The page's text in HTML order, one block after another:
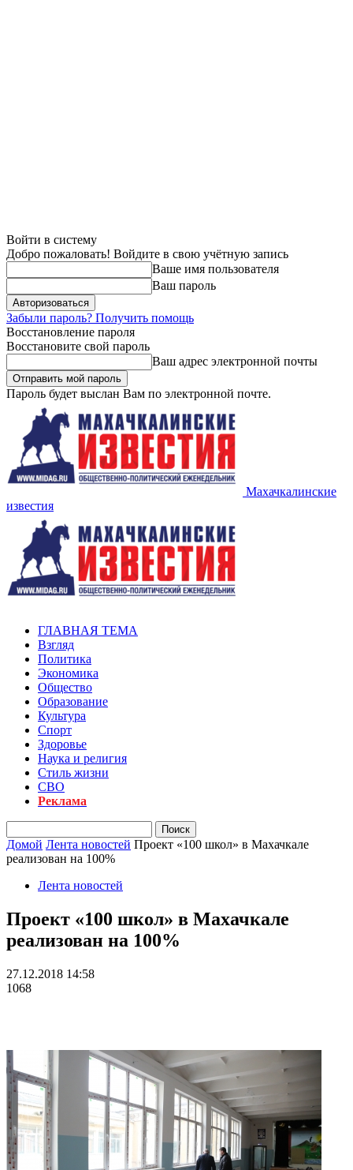
Войти в систему
Добро пожаловать! Войдите в свою учётную запись
Ваше имя пользователя
Ваш пароль
Забыли пароль? Получить помощь
Восстановление пароля
Восстановите свой пароль
Ваш адрес электронной почты
Пароль будет выслан Вам по электронной почте.
Махачкалинские
известия
ГЛАВНАЯ ТЕМА
Взгляд
Политика
Экономика
Общество
Образование
Культура
Спорт
Здоровье
Наука и религия
Стиль жизни
СВО
Реклама
Домой Лента новостей Проект «100 школ» в Махачкале
реализован на 100%
Лента новостей
Проект «100 школ» в Махачкале
реализован на 100%
27.12.2018 14:58
1068